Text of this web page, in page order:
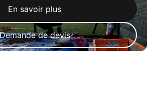
En savoir plus
de devis